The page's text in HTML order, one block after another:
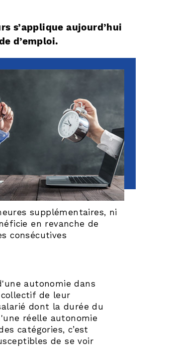
s’applique aujourd’hui
d’emploi.
supplémentaires, ni
en revanche de
consécutives
autonomie dans
de leur
dont la durée du
réelle autonomie
catégories, c’est
de se voir